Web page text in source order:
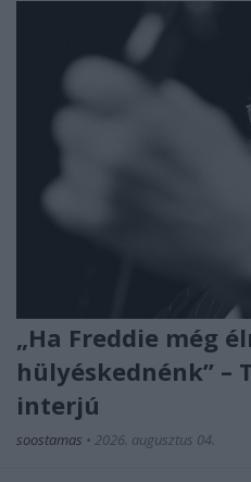
„Ha Freddie még
hülyéskednénk” –
interjú
soostamas • 2026. augusztus 04.